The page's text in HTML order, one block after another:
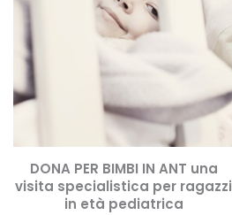
DONA PER BIMBI IN ANT una
visita specialistica per ragazzi
in età pediatrica